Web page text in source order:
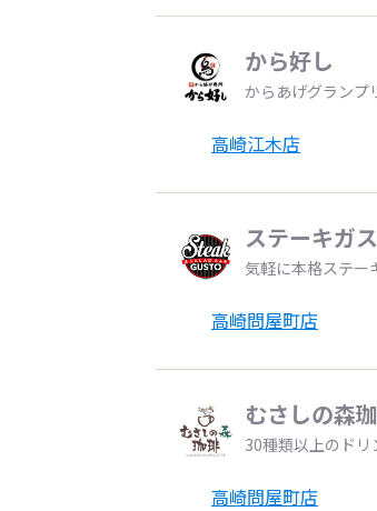
から好し
からあげグランプ
高崎江木店
ステーキガ
気軽に本格ステー
高崎問屋町店
むさしの森
30種類以上のド
高崎問屋町店